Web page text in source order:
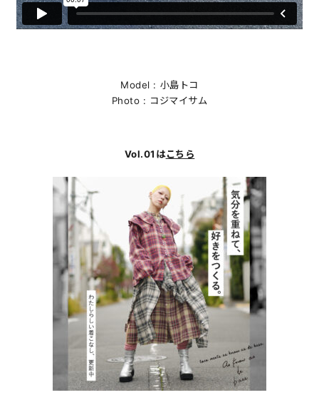
Model : 小島トコ
Photo : コジマイサム
Vol.01はこちら